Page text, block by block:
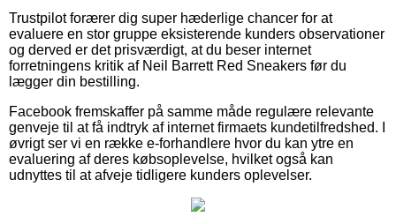
Trustpilot forærer dig super hæderlige chancer for at
evaluere en stor gruppe eksisterende kunders observationer
og derved er det prisværdigt, at du beser internet
forretningens kritik af Neil Barrett Red Sneakers før du
lægger din bestilling.
Facebook fremskaffer på samme måde regulære relevante
genveje til at få indtryk af internet firmaets kundetilfredshed. I
øvrigt ser vi en række e-forhandlere hvor du kan ytre en
evaluering af deres købsoplevelse, hvilket også kan
udnyttes til at afveje tidligere kunders oplevelser.